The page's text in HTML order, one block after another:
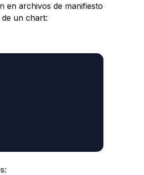
en archivos de manifiesto
un chart: